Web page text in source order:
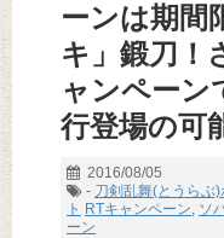
ーンは期間
キ」鍛刀！
ャンペーン
行登場の可
2016/08/05
- 刀剣乱舞(とうらぶ)
ト RTキャンペーン, ソ
ーン